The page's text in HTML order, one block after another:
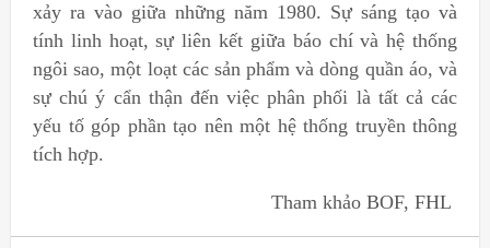
xảy ra vào giữa những năm 1980. Sự sáng tạo và
tính linh hoạt, sự liên kết giữa báo chí và hệ thống
ngôi sao, một loạt các sản phẩm và dòng quần áo, và
sự chú ý cẩn thận đến việc phân phối là tất cả các
yếu tố góp phần tạo nên một hệ thống truyền thông
tích hợp.
Tham khảo BOF, FHL